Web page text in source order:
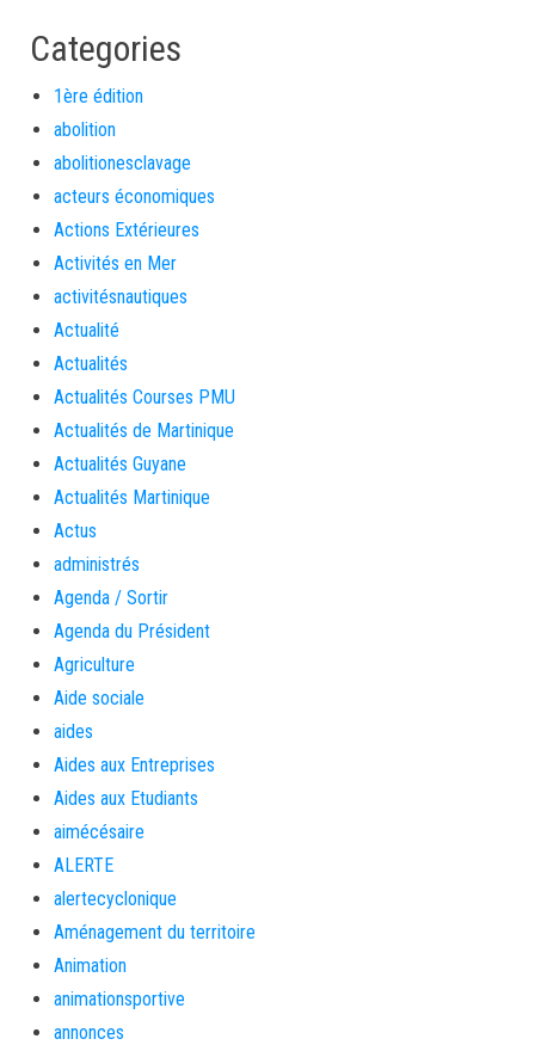
Categories
1ère édition
abolition
abolitionesclavage
acteurs économiques
Actions Extérieures
Activités en Mer
activitésnautiques
Actualité
Actualités
Actualités Courses PMU
Actualités de Martinique
Actualités Guyane
Actualités Martinique
Actus
administrés
Agenda / Sortir
Agenda du Président
Agriculture
Aide sociale
aides
Aides aux Entreprises
Aides aux Etudiants
aimécésaire
ALERTE
alertecyclonique
Aménagement du territoire
Animation
animationsportive
annonces